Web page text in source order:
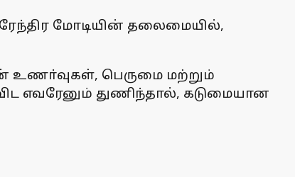
மோடியின் தலைமையில்,
உணா்வுகள், பெருமை மற்றும்
எவரேனும் துணிந்தால், கடுமையான